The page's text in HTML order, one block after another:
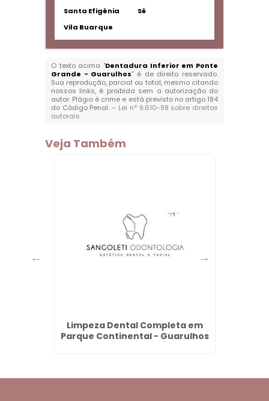
Santa Efigênia
Sé
Vila Buarque
O texto acima "Dentadura Inferior em Ponte
Grande - Guarulhos" é de direito reservado.
Sua reprodução, parcial ou total, mesmo citando
nossos links, é proibida sem a autorização do
autor. Plágio é crime e está previsto no artigo 184
do Código Penal. – Lei n° 9.610-98 sobre direitos
autorais.
Veja Também
Limpeza Dental Completa em
Parque Continental - Guarulhos